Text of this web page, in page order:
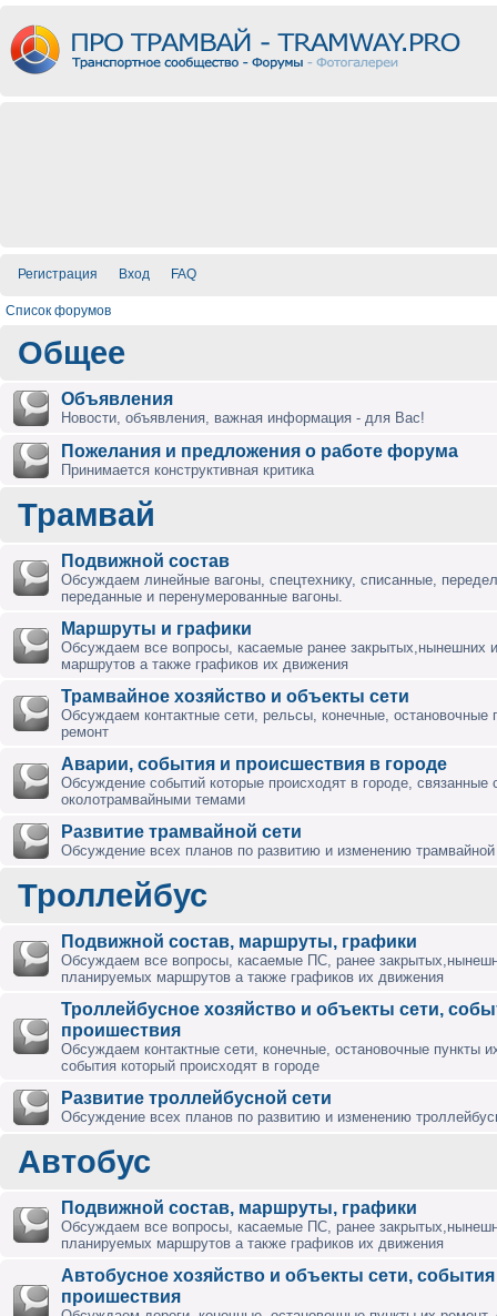
Регистрация Вход FAQ
Список форумов
Общее
Объявления
Новости, объявления, важная информация - для Вас!
Пожелания и предложения о работе форума
Принимается конструктивная критика
Трамвай
Подвижной состав
Обсуждаем линейные вагоны, спецтехнику, списанные,
переданные и перенумерованные вагоны.
Маршруты и графики
Обсуждаем все вопросы, касаемые ранее закрытых,нынешних
маршрутов а также графиков их движения
Трамвайное хозяйство и объекты сети
Обсуждаем контактные сети, рельсы, конечные, остановочные
ремонт
Аварии, события и происшествия в городе
Обсуждение событий которые происходят в городе, связанные
околотрамвайными темами
Развитие трамвайной сети
Обсуждение всех планов по развитию и изменению трамвайной
Троллейбус
Подвижной состав, маршруты, графики
Обсуждаем все вопросы, касаемые ПС, ранее
планируемых маршрутов а также графиков их движения
Троллейбусное хозяйство и объекты сети,
проишествия
Обсуждаем контактные сети, конечные, остановочные пункты
события который происходят в городе
Развитие троллейбусной сети
Обсуждение всех планов по развитию и изменению
Автобус
Подвижной состав, маршруты, графики
Обсуждаем все вопросы, касаемые ПС, ранее
планируемых маршрутов а также графиков их движения
Автобусное хозяйство и объекты сети,
проишествия